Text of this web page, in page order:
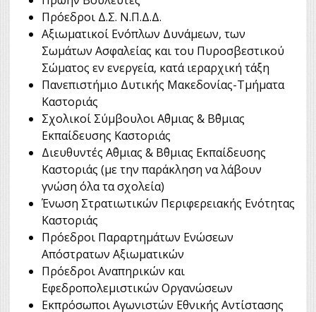
Πρόεδροι Δ.Σ. Ν.Π.Δ.Δ.
Αξιωματικοί Ενόπλων Δυνάμεων, των
Σωμάτων Ασφαλείας και του Πυροσβεστικού
Σώματος εν ενεργεία, κατά ιεραρχική τάξη
Πανεπιστήμιο Δυτικής Μακεδονίας-Τμήματα
Καστοριάς
Σχολικοί Σύμβουλοι Α΄θμιας & Β΄θμιας
Εκπαίδευσης Καστοριάς
Διευθυντές Α΄θμιας & Β΄θμιας Εκπαίδευσης
Καστοριάς (με την παράκληση να λάβουν
γνώση όλα τα σχολεία)
Ένωση Στρατιωτικών Περιφερειακής Ενότητας
Καστοριάς
Πρόεδροι Παραρτημάτων Ενώσεων
Απόστρατων Αξιωματικών
Πρόεδροι Αναπηρικών και
Εφεδροπολεμιστικών Οργανώσεων
Εκπρόσωποι Αγωνιστών Εθνικής Αντίστασης